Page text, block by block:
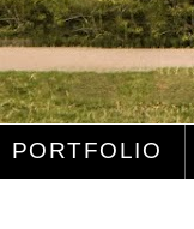
PORTFOLIO